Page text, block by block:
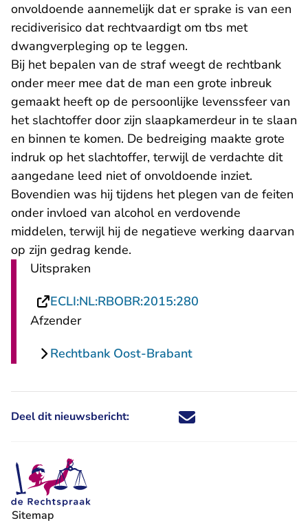
onvoldoende aannemelijk dat er sprake is van een
recidiverisico dat rechtvaardigt om tbs met
dwangverpleging op te leggen.
Bij het bepalen van de straf weegt de rechtbank
onder meer mee dat de man een grote inbreuk
gemaakt heeft op de persoonlijke levenssfeer van
het slachtoffer door zijn slaapkamerdeur in te slaan
en binnen te komen. De bedreiging maakte grote
indruk op het slachtoffer, terwijl de verdachte dit
aangedane leed niet of onvoldoende inziet.
Bovendien was hij tijdens het plegen van de feiten
onder invloed van alcohol en verdovende
middelen, terwijl hij de negatieve werking daarvan
op zijn gedrag kende.
Uitspraken
ECLI:NL:RBOBR:2015:280
Afzender
Rechtbank Oost-Brabant
Deel dit nieuwsbericht: Deel dit nieuwsbericht via X -
Deel dit nieuwsbericht via
Deel dit nieuwsbericht
Deel dit
Sitemap